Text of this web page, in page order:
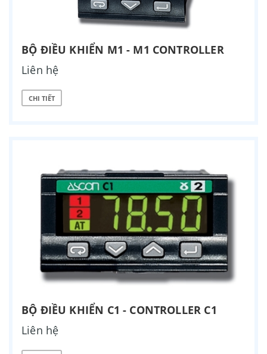
BỘ ĐIỀU KHIỂN M1 - M1 CONTROLLER
Liên hệ
CHI TIẾT
BỘ ĐIỀU KHIỂN C1 - CONTROLLER C1
Liên hệ